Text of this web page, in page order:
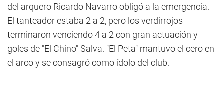
del arquero Ricardo Navarro obligó a la emergencia.
El tanteador estaba 2 a 2, pero los verdirrojos
terminaron venciendo 4 a 2 con gran actuación y
goles de "El Chino" Salva. "El Peta" mantuvo el cero en
el arco y se consagró como ídolo del club.